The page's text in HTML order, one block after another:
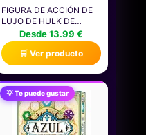
FIGURA DE ACCIÓN DE
LUJO DE HULK DE
MARVEL AVENGERS
TITAN HERO SERIES
BLAST GEAR, JUGUETE
DE SUPERHÉROE PARA
EL JUEGO DE ROL DE 30
CM, NIÑOS DE 4 AÑOS O
MÁS
Desde 13.99 €
🛒 Ver producto
💡 Te puede gustar